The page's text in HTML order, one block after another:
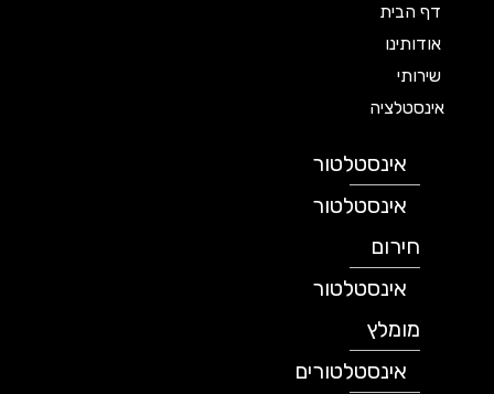
דף הבית
אודותינו
שירותי
אינסטלציה
אינסטלטור
אינסטלטור
חירום
אינסטלטור
מומלץ
אינסטלטורים